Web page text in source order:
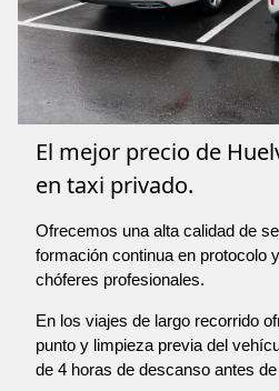
El mejor precio de
en taxi privado.
Ofrecemos una alta calidad de
formación continua en protocolo
chóferes profesionales.
En los viajes de largo recorrido
punto y limpieza previa del
de 4 horas de descanso antes